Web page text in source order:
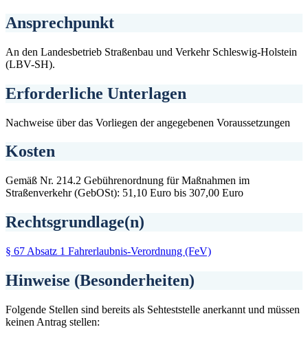
Ansprechpunkt
An den Landesbetrieb Straßenbau und Verkehr Schleswig-Holstein
(LBV-SH).
Erforderliche Unterlagen
Nachweise über das Vorliegen der angegebenen Voraussetzungen
Kosten
Gemäß Nr. 214.2 Gebührenordnung für Maßnahmen im
Straßenverkehr (GebOSt): 51,10 Euro bis 307,00 Euro
Rechtsgrundlage(n)
§ 67 Absatz 1 Fahrerlaubnis-Verordnung (FeV)
Hinweise (Besonderheiten)
Folgende Stellen sind bereits als Sehteststelle anerkannt und müssen
keinen Antrag stellen: